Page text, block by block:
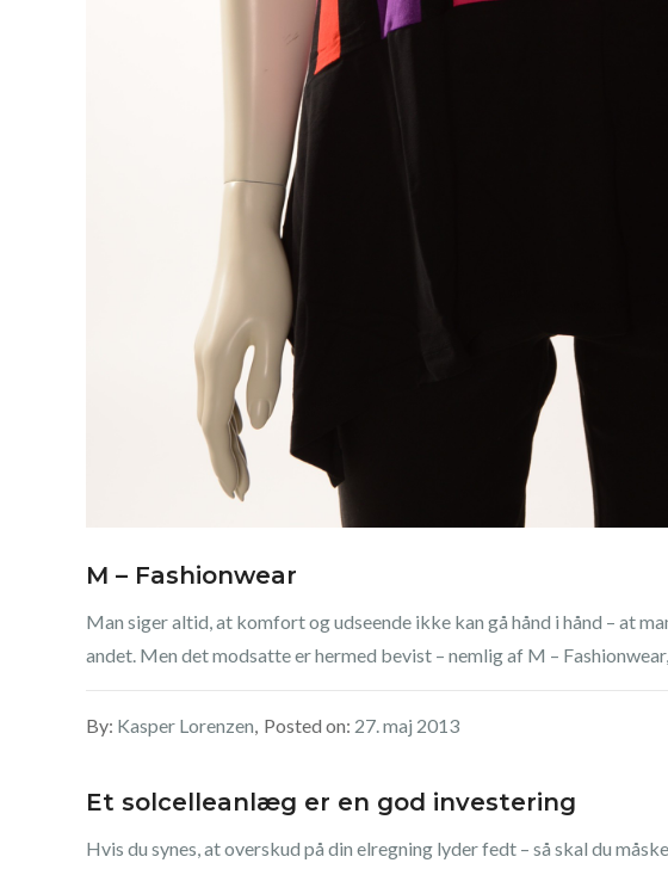
M – Fashionwear
Man siger altid, at komfort og udseende ikke kan gå hånd i hånd – at
andet. Men det modsatte er hermed bevist – nemlig af M –
By: Kasper Lorenzen Posted on: 27. maj 2013
Et solcelleanlæg er en god investering
Hvis du synes, at overskud på din elregning lyder fedt – så skal du